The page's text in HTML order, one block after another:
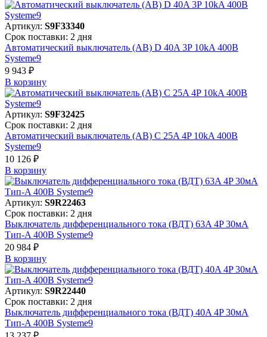
Артикул: S9F33340
Срок поставки: 2 дня
Автоматический выключатель (АВ) D 40A 3P 10kA 400В
Systeme9
9 943 ₽
В корзинy
Артикул: S9F32425
Срок поставки: 2 дня
Автоматический выключатель (АВ) C 25A 4P 10kA 400В
Systeme9
10 126 ₽
В корзинy
Артикул: S9R22463
Срок поставки: 2 дня
Выключатель дифференциального тока (ВДТ) 63A 4P 30мА
Тип-A 400В Systeme9
20 984 ₽
В корзинy
Артикул: S9R22440
Срок поставки: 2 дня
Выключатель дифференциального тока (ВДТ) 40A 4P 30мА
Тип-A 400В Systeme9